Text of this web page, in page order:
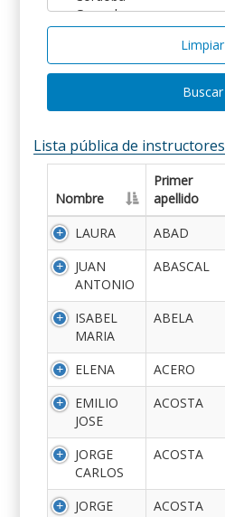
Limpiar
Buscar
Lista pública de instructores
Nombre
Primer
apellido
LAURA
ABAD
JUAN
ANTONIO
ABASCAL
ISABEL
MARIA
ABELA
ELENA ACERO
EMILIO
JOSE
ACOSTA
JORGE
CARLOS
ACOSTA
JORGE
ACOSTA